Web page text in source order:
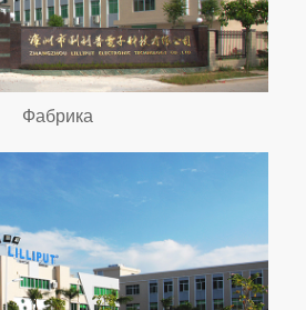
Фабрика